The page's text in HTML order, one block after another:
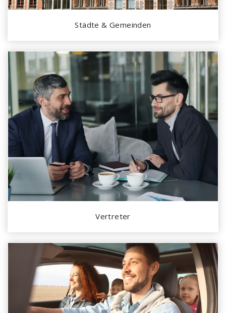
Städte & Gemeinden
Vertreter